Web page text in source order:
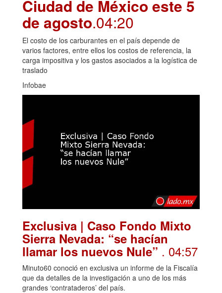
Ciudad de México este 5
de agosto.04:20
El costo de los carburantes en el país depende de
varios factores, entre ellos los costos de referencia, la
carga impositiva y los gastos asociados a la logística de
traslado
Infobae
Exclusiva | Caso Fondo Mixto
Sierra Nevada: “se hacían
llamar los nuevos Nule” . 04:57
Minuto60 conoció en exclusiva un informe de la Fiscalía
que da detalles de la investigación a uno de los más
grandes ‘contrataderos’ del país.